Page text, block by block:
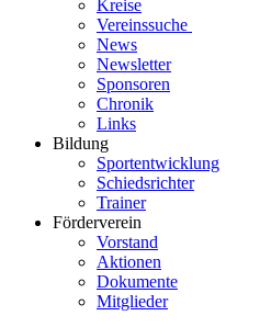
Kreise
Vereinssuche
News
Newsletter
Sponsoren
Chronik
Links
Bildung
Sportentwicklung
Schiedsrichter
Trainer
Förderverein
Vorstand
Aktionen
Dokumente
Mitglieder